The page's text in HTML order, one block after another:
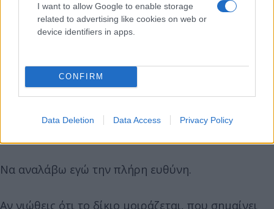
I want to allow Google to enable storage
related to advertising like cookies on web or
device identifiers in apps.
CONFIRM
Data Deletion Data Access Privacy Policy
Στα δικαστήρια, ο τίμιος δικαστής, όταν έχει
αμφιβολίες για την ενοχή του κατηγορουμένου τον
Στην προκειμένη περίπτωση, αν και έχω
αμφιβολίες για τα ακριβή γεγονότα και το πλαίσιο
μέσα στο οποίο συνέβησαν, οφείλω να κάνω το
Να αναλάβω εγώ την πλήρη ευθύνη.
Αν νιώθεις ότι το δίκιο μοιράζεται, που σημαίνει